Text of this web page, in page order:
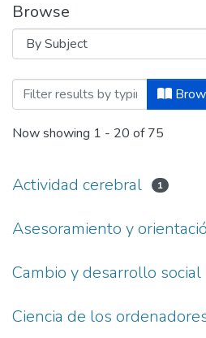
Policies
Browse
Browsing Extractos y
Now showing 1 - 20 of 75
Actividad cerebral 1
Asesoramiento y
Cambio y desarrollo social
Ciencia de los